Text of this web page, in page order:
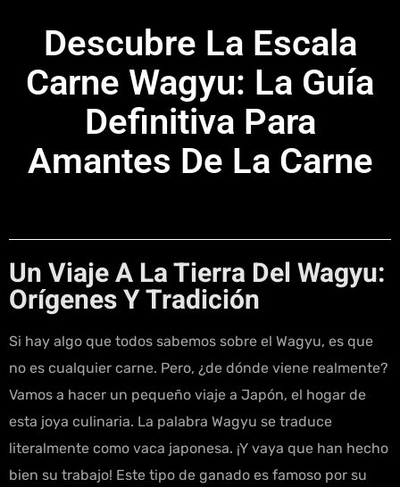
Descubre La Escala
Carne Wagyu: La Guía
Definitiva Para
Amantes De La Carne
Un Viaje A La Tierra Del Wagyu:
Orígenes Y Tradición
Si hay algo que todos sabemos sobre el Wagyu, es que
no es cualquier carne. Pero, ¿de dónde viene realmente?
Vamos a hacer un pequeño viaje a Japón, el hogar de
esta joya culinaria. La palabra Wagyu se traduce
literalmente como vaca japonesa. ¡Y vaya que han hecho
bien su trabajo! Este tipo de ganado es famoso por su